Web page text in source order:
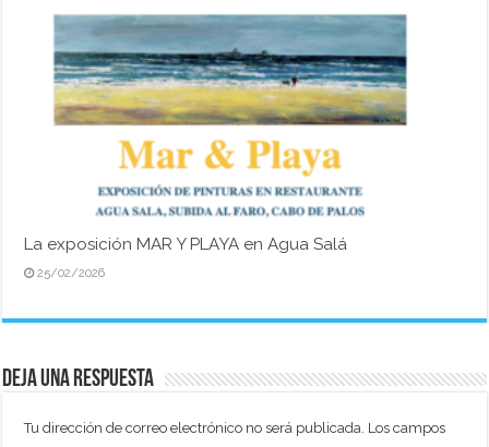
La exposición MAR Y PLAYA en Agua Salá
25/02/2026
Deja una respuesta
Tu dirección de correo electrónico no será publicada. Los campos